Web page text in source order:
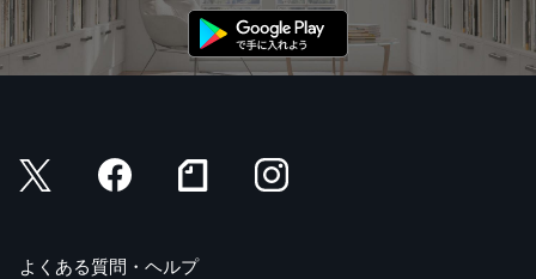
よくある質問・ヘルプ